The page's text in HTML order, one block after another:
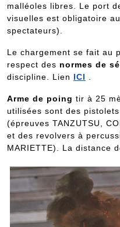
malléoles libres. Le port
visuelles est obligatoire
spectateurs).
Le chargement se fait au
respect des normes de
discipline. Lien ICI .
Arme de poing tir à 25
utilisées sont des
(épreuves TANZUTSU,
et des revolvers à
MARIETTE). La distance